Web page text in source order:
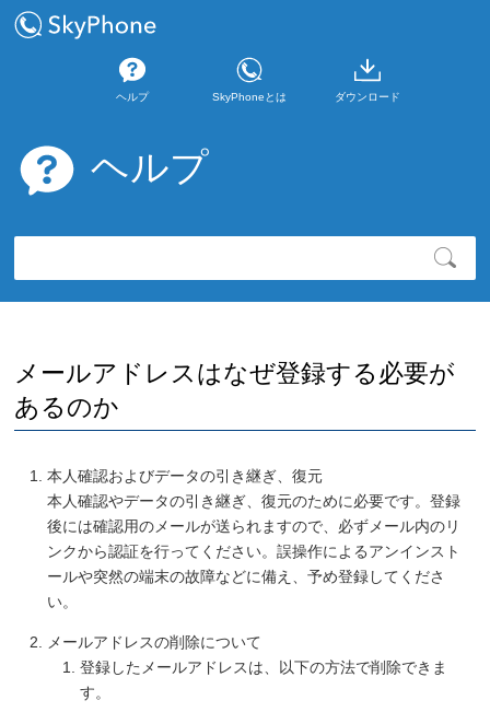
ヘルプ SkyPhoneとは ダウンロード
ヘルプ
メールアドレスはなぜ登録する必要が
あるのか
本人確認およびデータの引き継ぎ、復元
本人確認やデータの引き継ぎ、復元のために必要です。登録
後には確認用のメールが送られますので、必ずメール内のリ
ンクから認証を行ってください。誤操作によるアンインスト
ールや突然の端末の故障などに備え、予め登録してくださ
い。
メールアドレスの削除について
登録したメールアドレスは、以下の方法で削除できま
す。